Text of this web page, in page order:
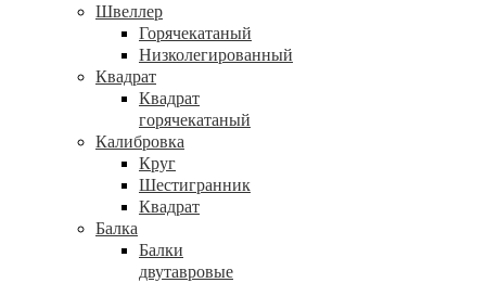
Швеллер
Горячекатаный
Низколегированный
Квадрат
Квадрат
горячекатаный
Калибровка
Круг
Шестигранник
Квадрат
Балка
Балки
двутавровые